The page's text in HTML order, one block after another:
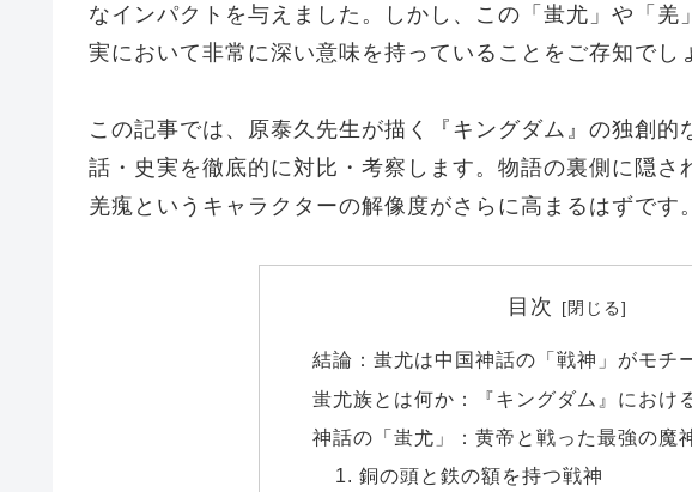
なインパクトを与えました。しかし、この「蚩尤」や「羌
実において非常に深い意味を持っていることをご存知でし
この記事では、原泰久先生が描く『キングダム』の独創
話・史実を徹底的に対比・考察します。物語の裏側に隠さ
羌瘣というキャラクターの解像度がさらに高まるはずです。
目次
結論：蚩尤は中国神話の「戦神」がモチ
蚩尤族とは何か：『キングダム』におけ
神話の「蚩尤」：黄帝と戦った最強の魔
1. 銅の頭と鉄の額を持つ戦神